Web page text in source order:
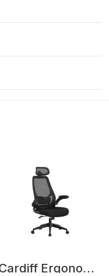
Cardiff Ergonomische Bureaustoel Zwart